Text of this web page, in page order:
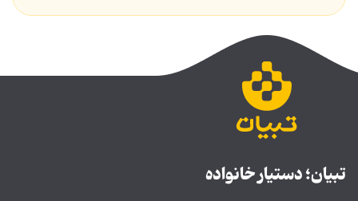
تبیان؛ دستیار خانواده